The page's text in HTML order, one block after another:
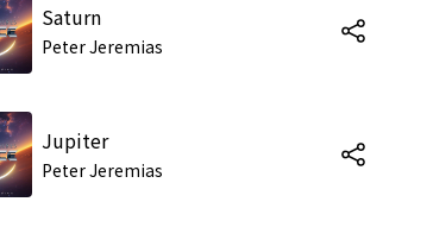
Saturn
Peter Jeremias
Jupiter
Peter Jeremias